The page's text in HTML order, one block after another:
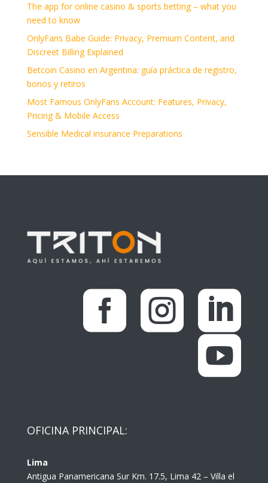
The app for online casino & sports betting – what you
need to know
OnlyFans Babe Guide: Privacy, Premium Content, and
Discreet Billing Explained
Betcoin Casino en Argentina: guía práctica de registro,
bonos y retiros
Most Famous OnlyFans Account: Features, Privacy,
Pricing & Mobile Access
Sensible Medical insurance Preparations
  

OFICINA PRINCIPAL:
Lima
Antigua Panamericana Sur Km. 17.5, Lima 42 – Villa el